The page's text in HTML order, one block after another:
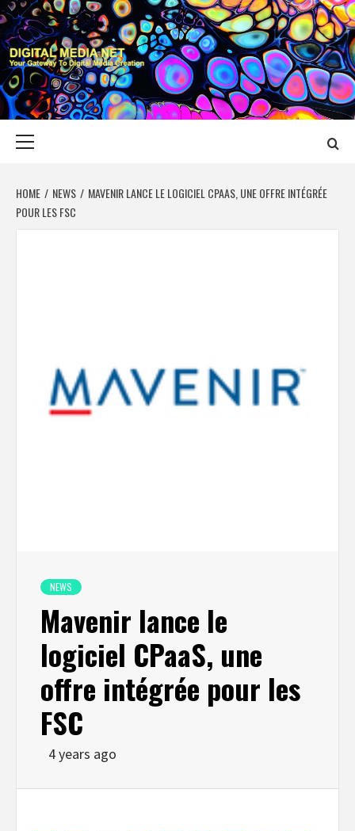
Skip
to
content
DIGITAL MEDIA
YOUR GATEWAY TO DIGITAL MEDIA CREATION
HOME NEWS
MAVENIR LANCE LE LOGICIEL CPAAS, UNE OFFRE INTÉGRÉE
POUR LES FSC
NEWS
Mavenir lance le
logiciel CPaaS, une
offre intégrée pour les
FSC
4 years ago